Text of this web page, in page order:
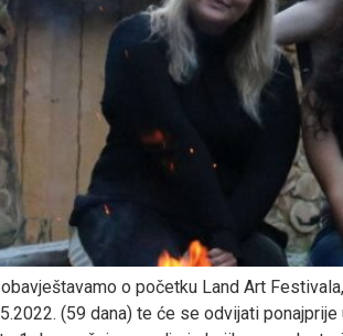
o početku Land Art
(59 dana) te će se odvijati